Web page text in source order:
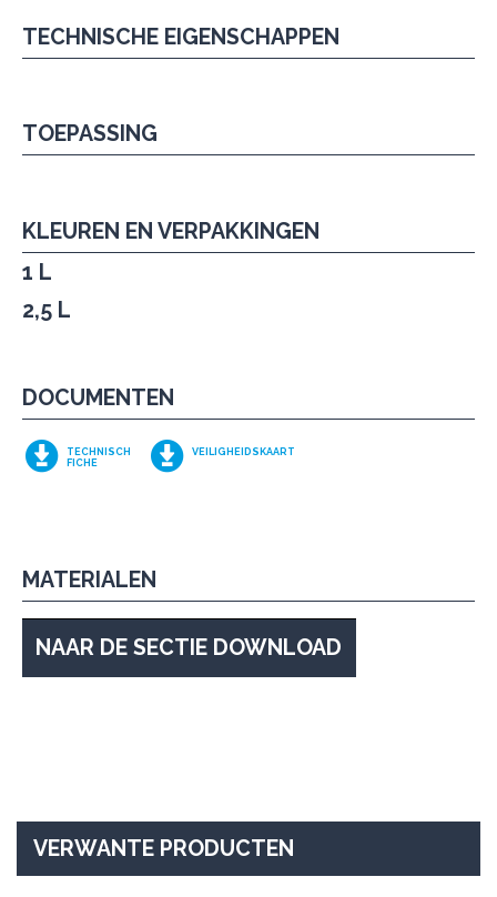
KLEUREN EN VERPAKKINGEN
1 L
2,5 L
DOCUMENTEN
TECHNISCH
FICHE
VEILIGHEIDSKAART
MATERIALEN
NAAR DE SECTIE DOWNLOAD
TECHNISCHE EIGENSCHAPPEN
TOEPASSING
VERWANTE PRODUCTEN